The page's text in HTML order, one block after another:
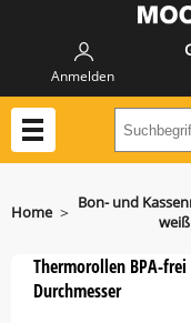
Anmelden
Home > Bon- und
weiß
Thermorollen BPA-
Durchmesser